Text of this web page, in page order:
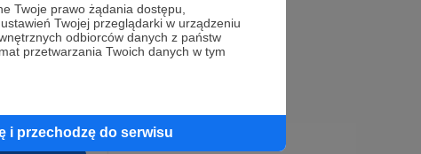
Twoje prawo żądania dostępu,
Twojej przeglądarki w urządzeniu
odbiorców danych z państw
przetwarzania Twoich danych w tym
i przechodzę do serwisu
ul. Żwirki i
celu wykonania
pełnego
na naszej
o ochronie